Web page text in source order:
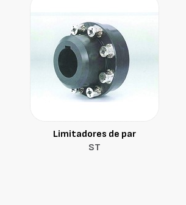
Limitadores de par
ST